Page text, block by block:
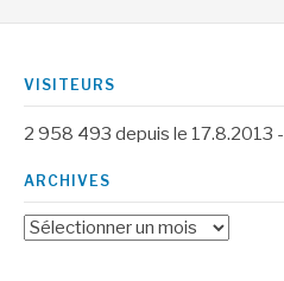
VISITEURS
2 958 493 depuis le 17.8.2013 -
ARCHIVES
Archives